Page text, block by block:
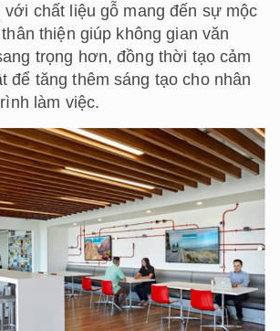
với chất liệu gỗ mang đến sự mộc
thiện giúp không gian văn
trọng hơn, đồng thời tạo cảm
để tăng thêm sáng tạo cho nhân
làm việc.